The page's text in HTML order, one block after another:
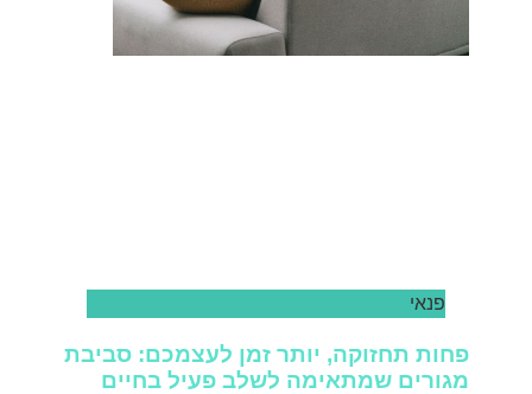
פנאי
פחות תחזוקה, יותר זמן לעצמכם: סביבת
מגורים שמתאימה לשלב פעיל בחיים